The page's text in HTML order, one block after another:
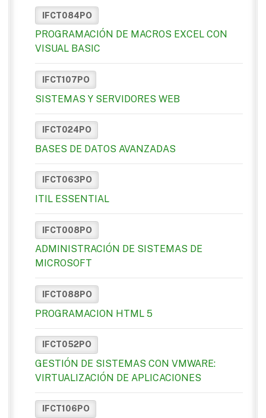
IFCT084PO
PROGRAMACIÓN DE MACROS EXCEL CON
VISUAL BASIC
IFCT107PO
SISTEMAS Y SERVIDORES WEB
IFCT024PO
BASES DE DATOS AVANZADAS
IFCT063PO
ITIL ESSENTIAL
IFCT008PO
ADMINISTRACIÓN DE SISTEMAS DE
MICROSOFT
IFCT088PO
PROGRAMACION HTML 5
IFCT052PO
GESTIÓN DE SISTEMAS CON VMWARE:
VIRTUALIZACIÓN DE APLICACIONES
IFCT106PO